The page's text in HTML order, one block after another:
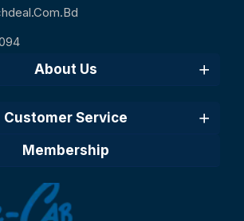
About Us
Customer Service
Membership